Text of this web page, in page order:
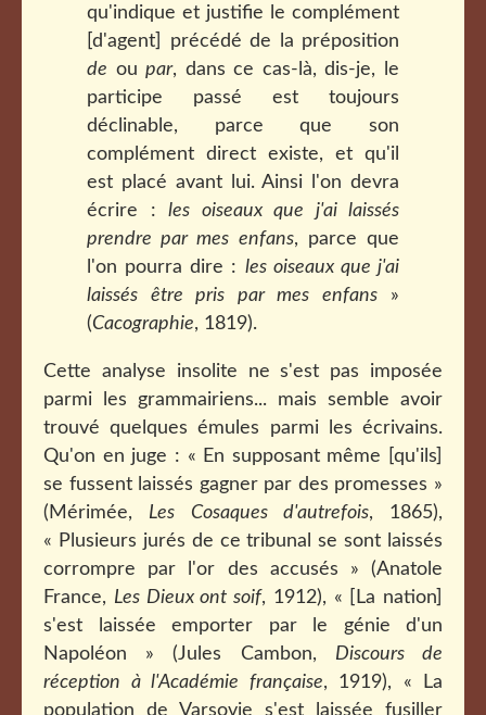
qu'indique et justifie le complément
[d'agent] précédé de la préposition
de oupar, dans ce cas-là, dis-je, le
participe passé est toujours
déclinable, parce que son
complément direct existe, et qu'il
est placé avant lui. Ainsi l'on devra
écrire : les oiseaux que j'ai laissés
prendre par mes enfans, parce que
l'on pourra dire : les oiseaux que j'ai
laissés être pris par mes enfans»
(Cacographie, 1819).
Cette analyse insolite ne s'est pas imposée
parmi les grammairiens... mais semble avoir
trouvé quelques émules parmi les écrivains.
Qu'on en juge : « En supposant même [qu'ils]
se fussent laissés gagner par des promesses »
(Mérimée, Les Cosaques d'autrefois, 1865),
« Plusieurs jurés de ce tribunal se sont laissés
corrompre par l'or des accusés » (Anatole
France, Les Dieux ont soif, 1912), « [La nation]
s'est laissée emporter par le génie d'un
Napoléon » (Jules Cambon, Discours de
réception à l'Académie française, 1919), « La
population de Varsovie s'est laissée fusiller